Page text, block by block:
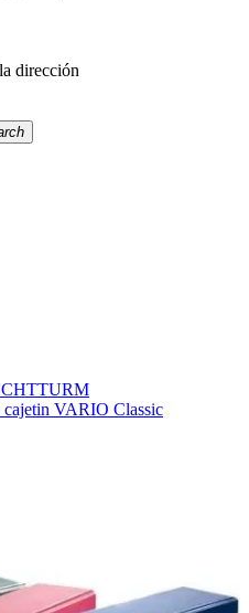
dirección
VARIO Classic